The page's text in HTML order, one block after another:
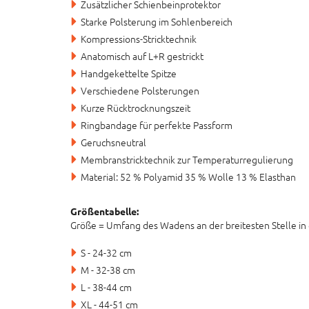
Zusätzlicher Schienbeinprotektor
Starke Polsterung im Sohlenbereich
Kompressions-Stricktechnik
Anatomisch auf L+R gestrickt
Handgekettelte Spitze
Verschiedene Polsterungen
Kurze Rücktrocknungszeit
Ringbandage für perfekte Passform
Geruchsneutral
Membranstricktechnik zur Temperaturregulierung
Material: 52 % Polyamid 35 % Wolle 13 % Elasthan
Größentabelle:
Größe = Umfang des Wadens an der breitesten Stelle in
S - 24-32 cm
M - 32-38 cm
L - 38-44 cm
XL - 44-51 cm